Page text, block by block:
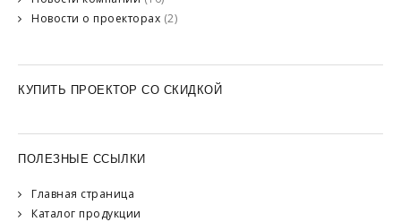
Новости о проекторах (2)
КУПИТЬ ПРОЕКТОР СО СКИДКОЙ
ПОЛЕЗНЫЕ ССЫЛКИ
Главная страница
Каталог продукции